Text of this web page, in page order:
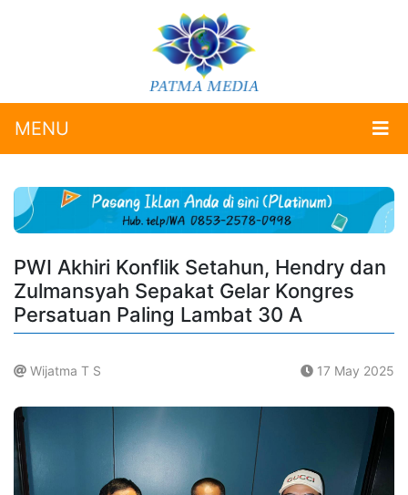
MENU
PWI Akhiri Konflik Setahun, Hendry dan
Zulmansyah Sepakat Gelar Kongres
Persatuan Paling Lambat 30 A
Wijatma T S 17 May 2025